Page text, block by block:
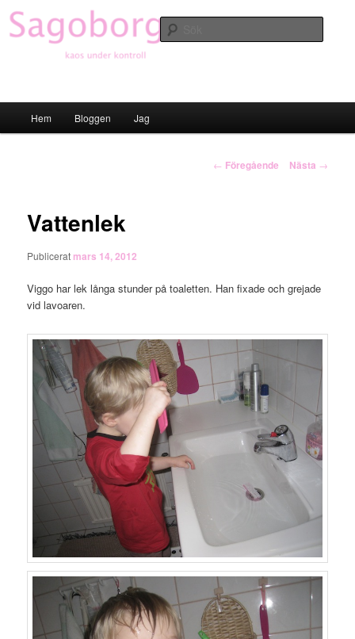
Hoppa
till
primärt
Hem Bloggen Jag
Inläggsnavigering
← Föregående Nästa →
Vattenlek
Publicerat mars 14, 2012
Viggo har lek långa stunder på toaletten. Han fixade och grejade
vid lavoaren.